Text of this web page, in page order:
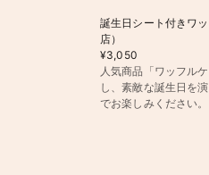
誕生日シート付きワ
店）
¥3,050
人気商品「ワッフル
し、素敵な誕生日を
でお楽しみください。